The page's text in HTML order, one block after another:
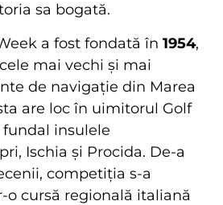
sa bogată.
a fost fondată în 1954,
mai vechi și mai
de navigație din Marea
are loc în uimitorul Golf
fundal insulele
Ischia și Procida. De-a
competiția s-a
cursă regională italiană